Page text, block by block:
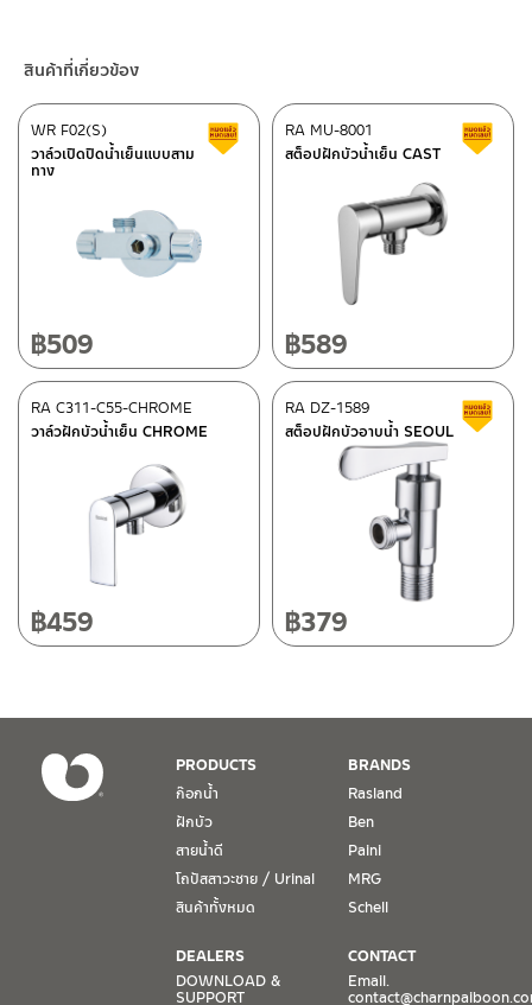
ศูนย์บริการและอะไหล่ กรุงเทพฯ
662/61-62 ถนน พระราม3 แขวงบางโพงพาง เขตยานนาวา กรุงเทพฯ
โทร: 02-358-0080 / 080-075-8668 / 091-545-0556
ศูนย์บริการและอะไหล่เชียงใหม่
118/33 โครงการอรสิริน ม.8 ต.สันปูเลย อ.ดอยสะเก็ด เชียงใหม่
โทร: 080-075-2626
วันและเวลาทำการ
วันจันทร์ – วันศุกร์ เวลา 8:30-17:30 น.
วันเสาร์ เวลา 8:30-15:00 น.
1. การรับประกัน จะต้องมีหลักฐานการซื้อ หรือ ใบเสร็จ โดยทางบริษัทฯ
ขอตรวจสอบโดยนับวันซื้อขายเป็นสำคัญ ทางบริษัทฯ ไม่สามารถให้
เงื่อนไขการรับประกันสินค้าได้ หากไม่มีเอกสารดังกล่าว
2. การรับประกันสินค้า จะรับประกันฉพาะสินค้าที่อยู่ในสภาพการใช้งาน
ปกติ หากมีตำหนิ ชำรุด ร้าว ตกพื้น หรือสภาพภายนอกอยู่ในสภาพที่ใช้
3. การรับประกันสินค้า จะรับประกันเฉพาะชิ้นส่วนที่แจ้ง เช่น ก๊อกน้ำ จะ
– Shopee
–Lazada
ติดต่อพนักงานขาย / Contact Sales Staff
โทร: 02-285-5795
ติดต่อ ชาญไพบูลย์ / Contact Us คลิกที่นี่
สินค้าที่เกี่ยวข้อง
วาล์วเปิดปิดน้ำเย็นแบบสาม
ทาง
WR F02(S) สินค้าลดราคา เคลียร์สต็อก
฿509
สต็อปฝักบัวน้ำเย็น CAST
RA MU-8001
฿589
วาล์วฝักบัวน้ำเย็น CHROME
RA C311-C55-CHROME
฿459
สต็อปฝักบัวอาบน้ำ SEOUL
RA DZ-1589
฿379
PRODUCTS
ก๊อกน้ำ
ฝักบัว
สายน้ำดี
โถปัสสาวะชาย / Urinal
สินค้าทั้งหมด
BRANDS
Rasland
Ben
Paini
MRG
Schell
DEALERS
DOWNLOAD &
SUPPORT
CONTACT
Email.